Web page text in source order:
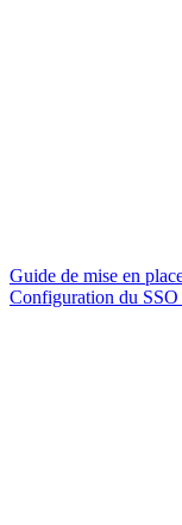
Guide de mise en
Configuration du